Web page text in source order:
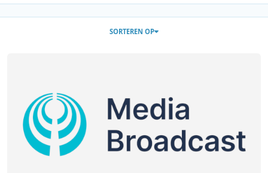
SORTEREN OP